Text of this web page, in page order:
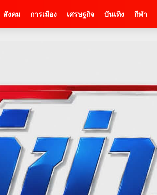
สังคม การเมือง เศรษฐกิจ บันเทิง กีฬา